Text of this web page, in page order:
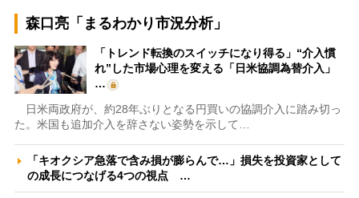
森口亮「まるわかり市況分析」
「トレンド転換のスイッチになり得る」“介入慣
れ”した市場心理を変える「日米協調為替介入」
…
日米両政府が、約28年ぶりとなる円買いの協調介入に踏み切っ
た。米国も追加介入を辞さない姿勢を示して…
「キオクシア急落で含み損が膨らんで…」損失を投資家として
の成長につなげる4つの視点 …